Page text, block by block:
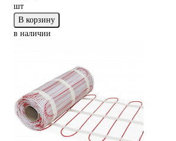
шт
В корзину
в наличии